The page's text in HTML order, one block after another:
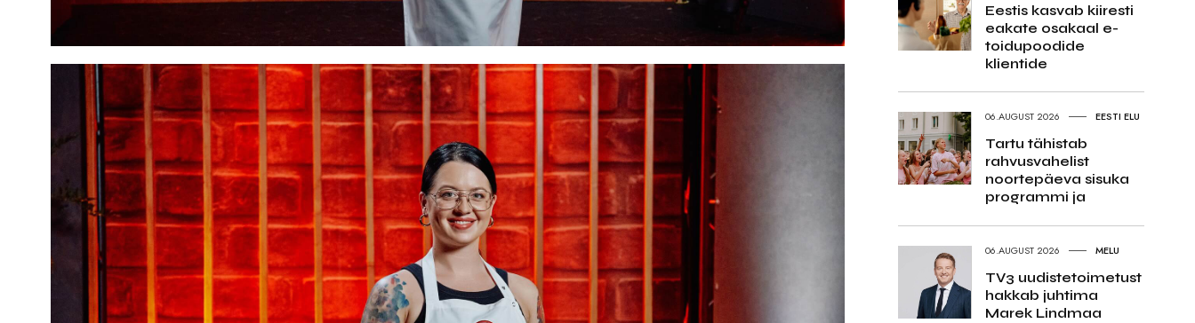
Eestis kasvab kiiresti
eakate osakaal e-
toidupoodide
klientide
06.AUGUST 2026 EESTI ELU
Tartu tähistab
rahvusvahelist
noortepäeva sisuka
programmi ja
06.AUGUST 2026 MELU
TV3 uudistetoimetust
hakkab juhtima
Marek Lindmaa